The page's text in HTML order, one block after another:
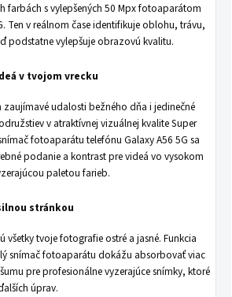
farbách s vylepšených 50 Mpx fotoaparátom
Ten v reálnom čase identifikuje oblohu, trávu,
podstatne vylepšuje obrazovú kvalitu.
v tvojom vrecku
zaujímavé udalosti bežného dňa i jedinečné
v atraktívnej vizuálnej kvalite Super
fotoaparátu telefónu Galaxy A56 5G sa
podanie a kontrast pre videá vo vysokom
paletou farieb.
stránkou
tvoje fotografie ostré a jasné. Funkcia
snímač fotoaparátu dokážu absorbovať viac
pre profesionálne vyzerajúce snímky, ktoré
úprav.